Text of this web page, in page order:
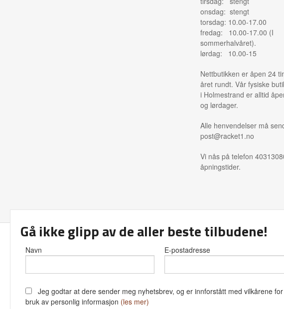
onsdag: stengt
torsdag: 10.00-17.00
fredag: 10.00-17.00 (I
sommerhalvåret).
lørdag: 10.00-15
Nettbutikken er åpen 24
året rundt. Vår fysiske
i Holmestrand er alltid
og lørdager.
Alle henvendelser må
post@racket1.no
Vi nås på telefon
åpningstider.
Gå ikke glipp av de aller beste tilbudene!
Navn E-postadresse
Jeg godtar at dere sender meg nyhetsbrev, og er innforstått med vilkårene for
bruk av personlig informasjon (les mer)